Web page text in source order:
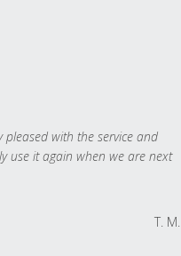
pleased with the service and
use it again when we are next
T. M.